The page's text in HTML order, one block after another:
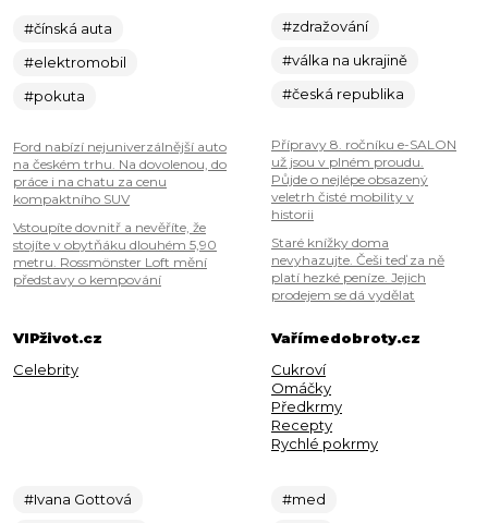
#čínská auta
#elektromobil
#pokuta
Ford nabízí nejuniverzálnější auto
na českém trhu. Na dovolenou, do
práce i na chatu za cenu
kompaktního SUV
Vstoupíte dovnitř a nevěříte, že
stojíte v obytňáku dlouhém 5,90
metru. Rossmönster Loft mění
představy o kempování
#zdražování
#válka na ukrajině
#česká republika
Přípravy 8. ročníku e-SALON
už jsou v plném proudu.
Půjde o nejlépe obsazený
veletrh čisté mobility v
historii
Staré knížky doma
nevyhazujte. Češi teď za ně
platí hezké peníze. Jejich
prodejem se dá vydělat
VIPživot.cz
Celebrity
#Ivana Gottová
Vařímedobroty.cz
Cukroví
Omáčky
Předkrmy
Recepty
Rychlé pokrmy
#med